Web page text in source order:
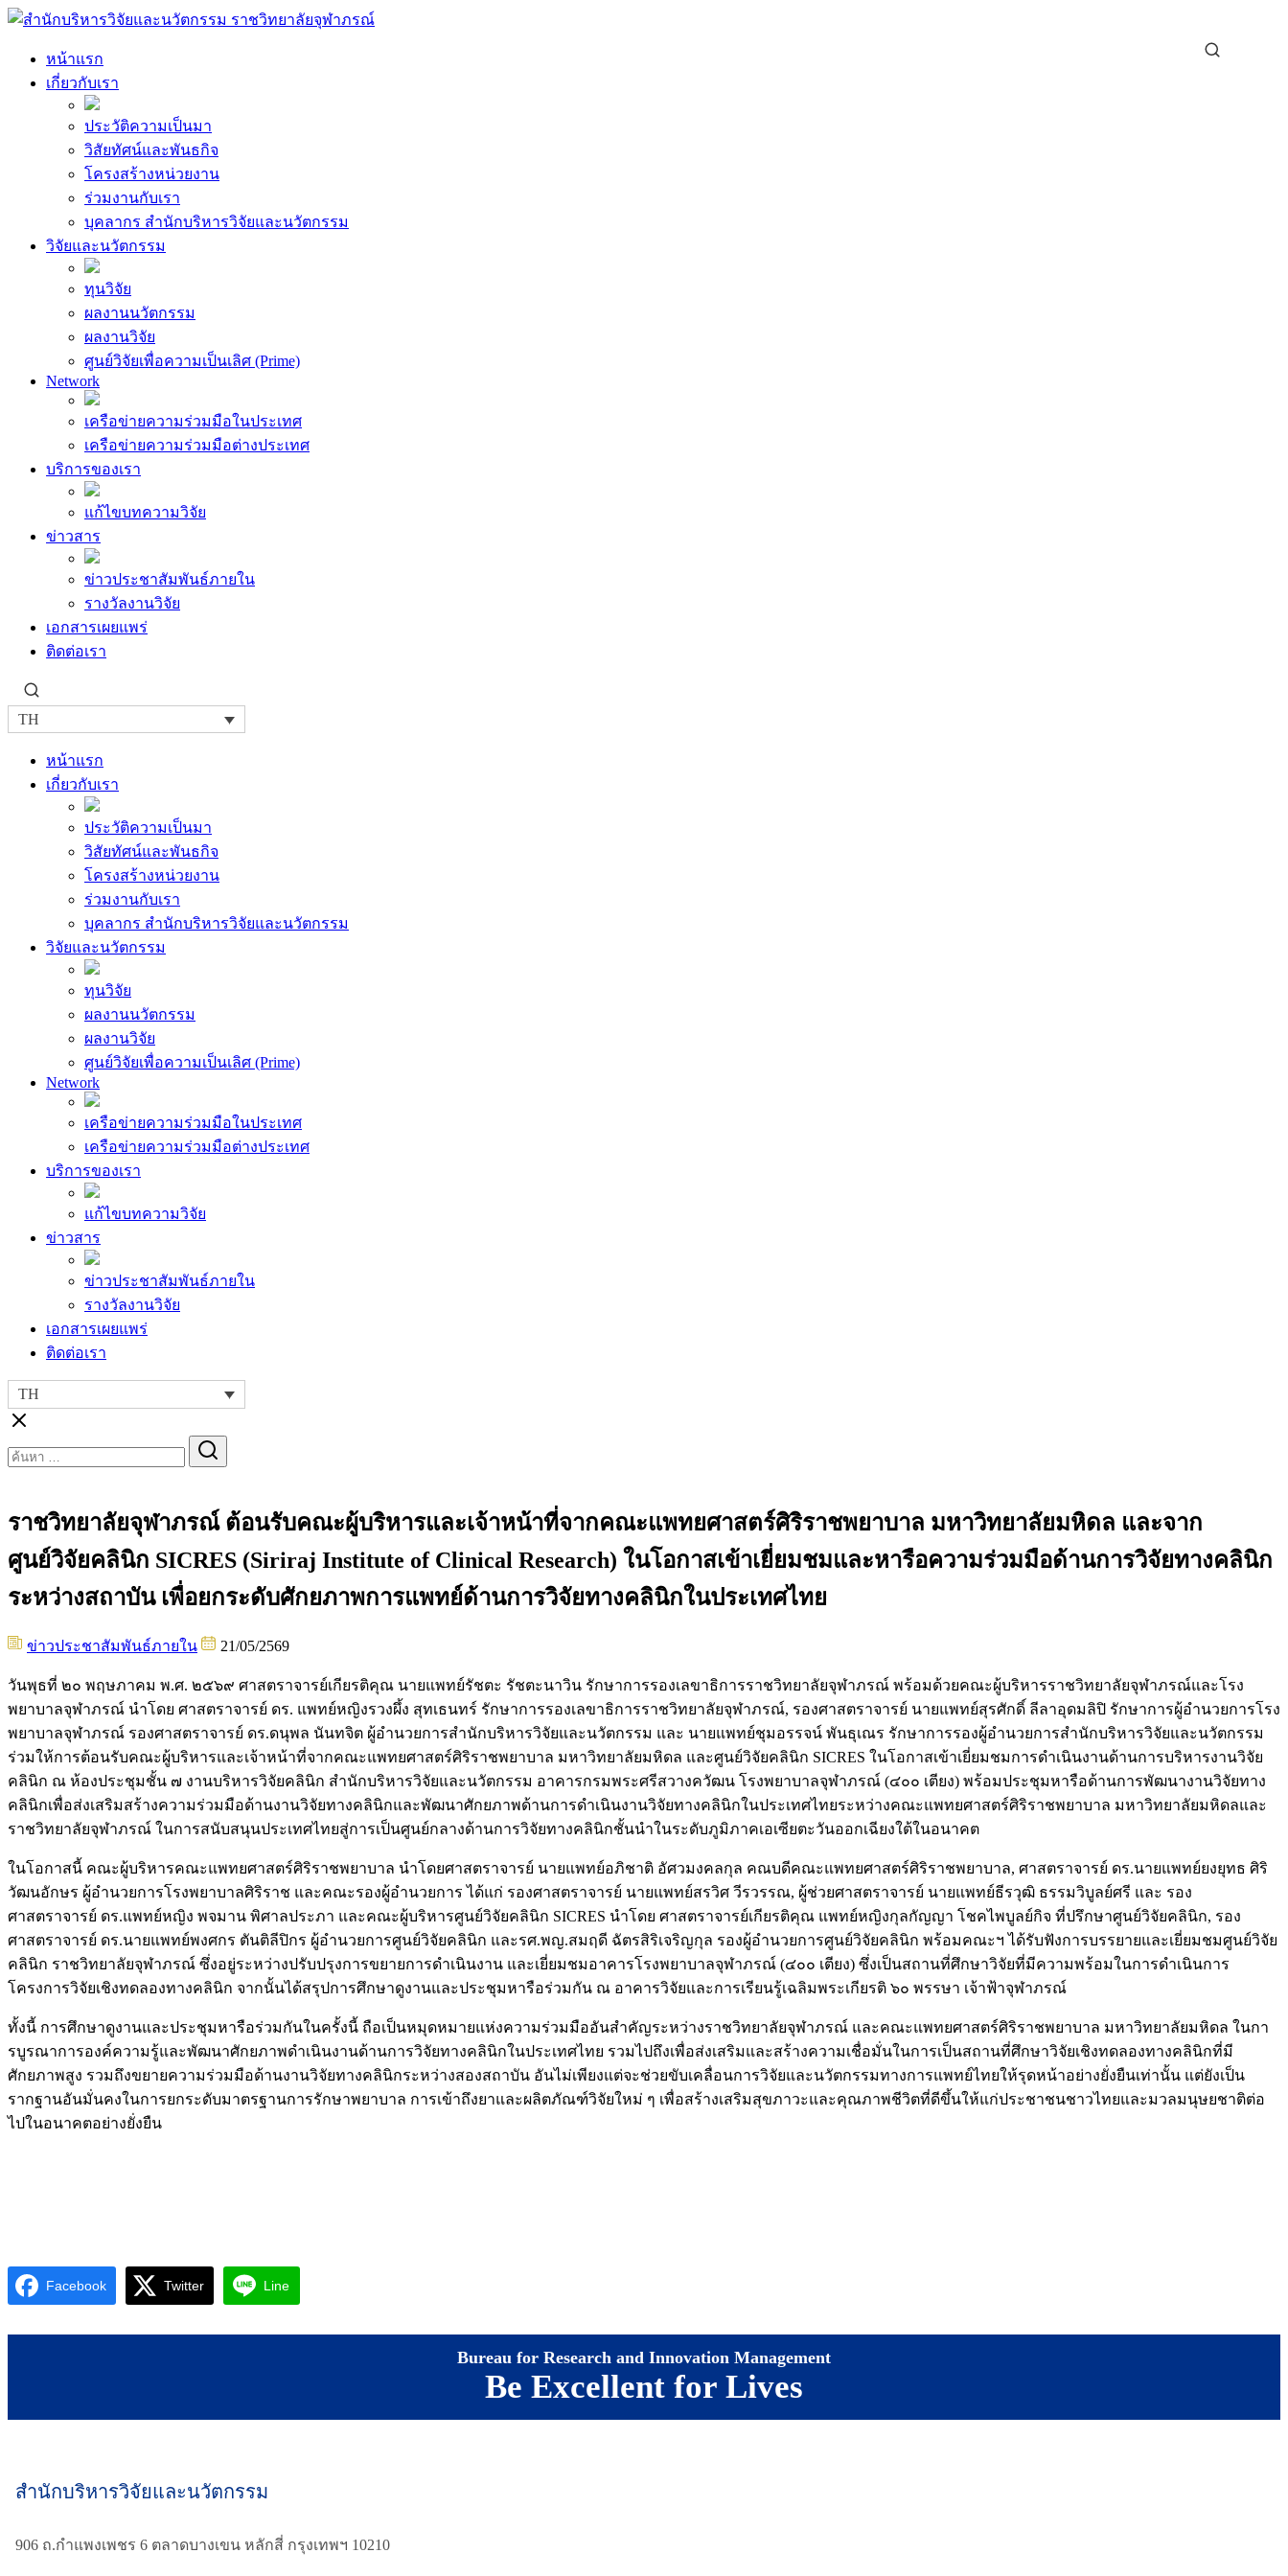
Skip
หน้าแรก
เกี่ยวกับเรา
ประวัติความเป็นมา
วิสัยทัศน์และพันธกิจ
โครงสร้างหน่วยงาน
ร่วมงานกับเรา
บุคลากร สำนักบริหารวิจัยและนวัตกรรม
วิจัยและนวัตกรรม
ทุนวิจัย
ผลงานนวัตกรรม
ผลงานวิจัย
ศูนย์วิจัยเพื่อความเป็นเลิศ (Prime)
Network
เครือข่ายความร่วมมือในประเทศ
เครือข่ายความร่วมมือต่างประเทศ
บริการของเรา
แก้ไขบทความวิจัย
ข่าวสาร
ข่าวประชาสัมพันธ์ภายใน
รางวัลงานวิจัย
เอกสารเผยแพร่
ติดต่อเรา
TH
หน้าแรก
เกี่ยวกับเรา
ประวัติความเป็นมา
วิสัยทัศน์และพันธกิจ
โครงสร้างหน่วยงาน
ร่วมงานกับเรา
บุคลากร สำนักบริหารวิจัยและนวัตกรรม
วิจัยและนวัตกรรม
ทุนวิจัย
ผลงานนวัตกรรม
ผลงานวิจัย
ศูนย์วิจัยเพื่อความเป็นเลิศ (Prime)
Network
เครือข่ายความร่วมมือในประเทศ
เครือข่ายความร่วมมือต่างประเทศ
บริการของเรา
แก้ไขบทความวิจัย
ข่าวสาร
ข่าวประชาสัมพันธ์ภายใน
รางวัลงานวิจัย
เอกสารเผยแพร่
ติดต่อเรา
TH
for:
ราชวิทยาลัยจุฬาภรณ์ ต้อนรับคณะผู้บริหารและเจ้าหน้าที่จากคณะแพทยศาสตร์ศิริราชพยาบาล มหาวิทยาลัยมหิดล และจาก
ศูนย์วิจัยคลินิก SICRES (Siriraj Institute of Clinical Research) ในโอกาสเข้าเยี่ยมชมและหารือความร่วมมือด้านการวิจัยทางคลินิก
ระหว่างสถาบัน เพื่อยกระดับศักยภาพการแพทย์ด้านการวิจัยทางคลินิกในประเทศไทย
ข่าวประชาสัมพันธ์ภายใน 21/05/2569
วันพุธที่ ๒๐ พฤษภาคม พ.ศ. ๒๕๖๙ ศาสตราจารย์เกียรติคุณ นายแพทย์รัชตะ รัชตะนาวิน รักษาการรองเลขาธิการราชวิทยาลัยจุฬาภรณ์ พร้อมด้วยคณะผู้บริหารราชวิทยาลัยจุฬาภรณ์และโรง
พยาบาลจุฬาภรณ์ นำโดย ศาสตราจารย์ ดร. แพทย์หญิงรวงผึ้ง สุทเธนทร์ รักษาการรองเลขาธิการราชวิทยาลัยจุฬาภรณ์, รองศาสตราจารย์ นายแพทย์สุรศักดิ์ ลีลาอุดมลิปิ รักษาการผู้อำนวยการโรง
พยาบาลจุฬาภรณ์ รองศาสตราจารย์ ดร.ดนุพล นันทจิต ผู้อำนวยการสำนักบริหารวิจัยและนวัตกรรม และ นายแพทย์ชุมอรรจน์ พันธุเณร รักษาการรองผู้อำนวยการสำนักบริหารวิจัยและนวัตกรรม
ร่วมให้การต้อนรับคณะผู้บริหารและเจ้าหน้าที่จากคณะแพทยศาสตร์ศิริราชพยาบาล มหาวิทยาลัยมหิดล และศูนย์วิจัยคลินิก SICRES ในโอกาสเข้าเยี่ยมชมการดำเนินงานด้านการบริหารงานวิจัย
คลินิก ณ ห้องประชุมชั้น ๗ งานบริหารวิจัยคลินิก สำนักบริหารวิจัยและนวัตกรรม อาคารกรมพระศรีสวางควัฒน โรงพยาบาลจุฬาภรณ์ (๔๐๐ เตียง) พร้อมประชุมหารือด้านการพัฒนางานวิจัยทาง
คลินิกเพื่อส่งเสริมสร้างความร่วมมือด้านงานวิจัยทางคลินิกและพัฒนาศักยภาพด้านการดำเนินงานวิจัยทางคลินิกในประเทศไทยระหว่างคณะแพทยศาสตร์ศิริราชพยาบาล มหาวิทยาลัยมหิดลและ
ราชวิทยาลัยจุฬาภรณ์ ในการสนับสนุนประเทศไทยสู่การเป็นศูนย์กลางด้านการวิจัยทางคลินิกชั้นนำในระดับภูมิภาคเอเซียตะวันออกเฉียงใต้ในอนาคต
ในโอกาสนี้ คณะผู้บริหารคณะแพทยศาสตร์ศิริราชพยาบาล นำโดยศาสตราจารย์ นายแพทย์อภิชาติ อัศวมงคลกุล คณบดีคณะแพทยศาสตร์ศิริราชพยาบาล, ศาสตราจารย์ ดร.นายแพทย์ยงยุทธ ศิริ
วัฒนอักษร ผู้อำนวยการโรงพยาบาลศิริราช และคณะรองผู้อำนวยการ ได้แก่ รองศาสตราจารย์ นายแพทย์สรวิศ วีรวรรณ, ผู้ช่วยศาสตราจารย์ นายแพทย์ธีรวุฒิ ธรรมวิบูลย์ศรี และ รอง
ศาสตราจารย์ ดร.แพทย์หญิง พจมาน พิศาลประภา และคณะผู้บริหารศูนย์วิจัยคลินิก SICRES นำโดย ศาสตราจารย์เกียรติคุณ แพทย์หญิงกุลกัญญา โชคไพบูลย์กิจ ที่ปรึกษาศูนย์วิจัยคลินิก, รอง
ศาสตราจารย์ ดร.นายแพทย์พงศกร ตันติลีปิกร ผู้อำนวยการศูนย์วิจัยคลินิก และรศ.พญ.สมฤดี ฉัตรสิริเจริญกุล รองผู้อำนวยการศูนย์วิจัยคลินิก พร้อมคณะฯ ได้รับฟังการบรรยายและเยี่ยมชมศูนย์วิจัย
คลินิก ราชวิทยาลัยจุฬาภรณ์ ซึ่งอยู่ระหว่างปรับปรุงการขยายการดำเนินงาน และเยี่ยมชมอาคารโรงพยาบาลจุฬาภรณ์ (๔๐๐ เตียง) ซึ่งเป็นสถานที่ศึกษาวิจัยที่มีความพร้อมในการดำเนินการ
โครงการวิจัยเชิงทดลองทางคลินิก จากนั้นได้สรุปการศึกษาดูงานและประชุมหารือร่วมกัน ณ อาคารวิจัยและการเรียนรู้เฉลิมพระเกียรติ ๖๐ พรรษา เจ้าฟ้าจุฬาภรณ์
ทั้งนี้ การศึกษาดูงานและประชุมหารือร่วมกันในครั้งนี้ ถือเป็นหมุดหมายแห่งความร่วมมืออันสำคัญระหว่างราชวิทยาลัยจุฬาภรณ์ และคณะแพทยศาสตร์ศิริราชพยาบาล มหาวิทยาลัยมหิดล ในกา
รบูรณาการองค์ความรู้และพัฒนาศักยภาพดำเนินงานด้านการวิจัยทางคลินิกในประเทศไทย รวมไปถึงเพื่อส่งเสริมและสร้างความเชื่อมั่นในการเป็นสถานที่ศึกษาวิจัยเชิงทดลองทางคลินิกที่มี
ศักยภาพสูง รวมถึงขยายความร่วมมือด้านงานวิจัยทางคลินิกระหว่างสองสถาบัน อันไม่เพียงแต่จะช่วยขับเคลื่อนการวิจัยและนวัตกรรมทางการแพทย์ไทยให้รุดหน้าอย่างยั่งยืนเท่านั้น แต่ยังเป็น
รากฐานอันมั่นคงในการยกระดับมาตรฐานการรักษาพยาบาล การเข้าถึงยาและผลิตภัณฑ์วิจัยใหม่ ๆ เพื่อสร้างเสริมสุขภาวะและคุณภาพชีวิตที่ดีขึ้นให้แก่ประชาชนชาวไทยและมวลมนุษยชาติต่อ
ไปในอนาคตอย่างยั่งยืน
Facebook Twitter Line
Bureau for Research and Innovation Management
Be Excellent for Lives
สำนักบริหารวิจัยและนวัตกรรม
906 ถ.กำแพงเพชร 6 ตลาดบางเขน หลักสี่ กรุงเทพฯ 10210